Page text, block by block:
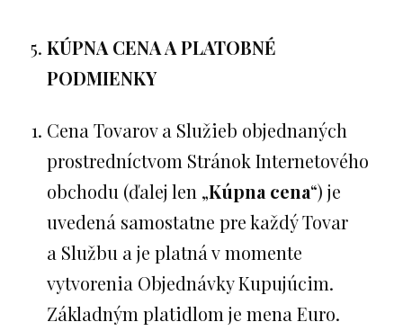
KÚPNA CENA A PLATOBNÉ
PODMIENKY
Cena Tovarov a Služieb objednaných
prostredníctvom Stránok Internetového
obchodu (ďalej len „Kúpna cena“) je
uvedená samostatne pre každý Tovar
a Službu a je platná v momente
vytvorenia Objednávky Kupujúcim.
Základným platidlom je mena Euro.